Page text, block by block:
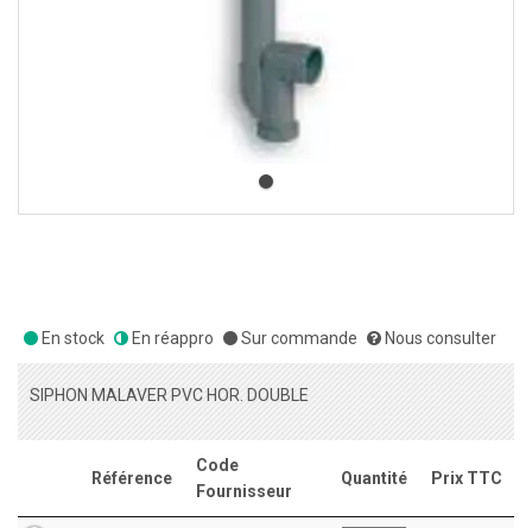
En stock En réappro Sur commande Nous consulter
SIPHON MALAVER PVC HOR. DOUBLE
Référence
Code
Fournisseur
Quantité Prix TTC